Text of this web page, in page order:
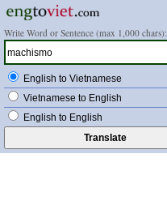
Write Word or Sentence (max 1,000 chars):
English to Vietnamese
Vietnamese to English
English to English